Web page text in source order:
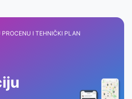
I TEHNIČKI PLAN